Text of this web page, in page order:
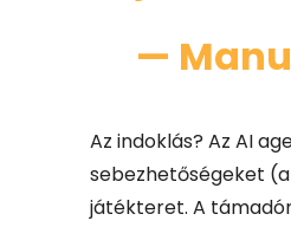
—
Az indoklás? Az AI
sebezhetőségeket
játékteret. A